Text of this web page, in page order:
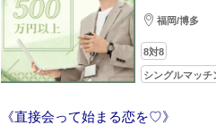
福岡/博多
8対8
シングルマッチ
《直接会って始まる恋を♡》